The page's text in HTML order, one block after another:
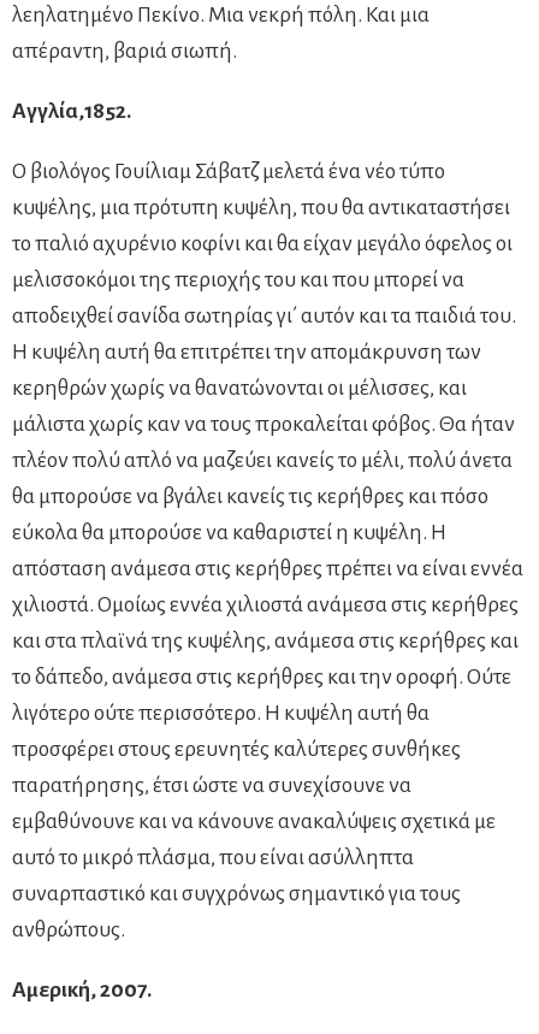
λεηλατημένο Πεκίνο. Μια νεκρή πόλη. Και μια
απέραντη, βαριά σιωπή.
Αγγλία,1852.
Ο βιολόγος Γουίλιαμ Σάβατζ μελετά ένα νέο τύπο
κυψέλης, μια πρότυπη κυψέλη, που θα αντικαταστήσει
το παλιό αχυρένιο κοφίνι και θα είχαν μεγάλο όφελος οι
μελισσοκόμοι της περιοχής του και που μπορεί να
αποδειχθεί σανίδα σωτηρίας γι΄ αυτόν και τα παιδιά του.
Η κυψέλη αυτή θα επιτρέπει την απομάκρυνση των
κερηθρών χωρίς να θανατώνονται οι μέλισσες, και
μάλιστα χωρίς καν να τους προκαλείται φόβος. Θα ήταν
πλέον πολύ απλό να μαζεύει κανείς το μέλι, πολύ άνετα
θα μπορούσε να βγάλει κανείς τις κερήθρες και πόσο
εύκολα θα μπορούσε να καθαριστεί η κυψέλη. Η
απόσταση ανάμεσα στις κερήθρες πρέπει να είναι εννέα
χιλιοστά. Ομοίως εννέα χιλιοστά ανάμεσα στις κερήθρες
και στα πλαϊνά της κυψέλης, ανάμεσα στις κερήθρες και
το δάπεδο, ανάμεσα στις κερήθρες και την οροφή. Ούτε
λιγότερο ούτε περισσότερο. Η κυψέλη αυτή θα
προσφέρει στους ερευνητές καλύτερες συνθήκες
παρατήρησης, έτσι ώστε να συνεχίσουνε να
εμβαθύνουνε και να κάνουνε ανακαλύψεις σχετικά με
αυτό το μικρό πλάσμα, που είναι ασύλληπτα
συναρπαστικό και συγχρόνως σημαντικό για τους
ανθρώπους.
Αμερική, 2007.